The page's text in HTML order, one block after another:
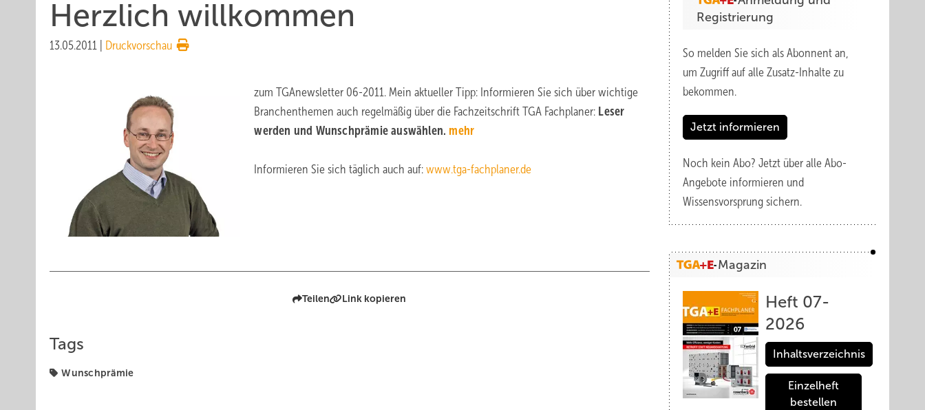
Herzlich willkommen
13.05.2011 Druckvorschau
zum TGAnewsletter 06-2011. Mein aktueller Tipp: Informieren Sie sich über wichtige
Branchenthemen auch regelmäßig über die Fachzeitschrift TGA Fachplaner: Leser
werden und Wunschprämie auswählen. mehr
Informieren Sie sich täglich auch auf:www.tga-fachplaner.de
Teilen Link kopieren
Tags
Wunschprämie
Registrierung
So melden Sie sich als Abonnent an,
um Zugriff auf alle Zusatz-Inhalte zu
bekommen.
Jetzt informieren
Noch kein Abo? Jetzt über alle Abo-
Angebote informieren und
Wissensvorsprung sichern.
Magazin
Heft 07-
2026
Inhaltsverzeichnis
Einzelheft
bestellen